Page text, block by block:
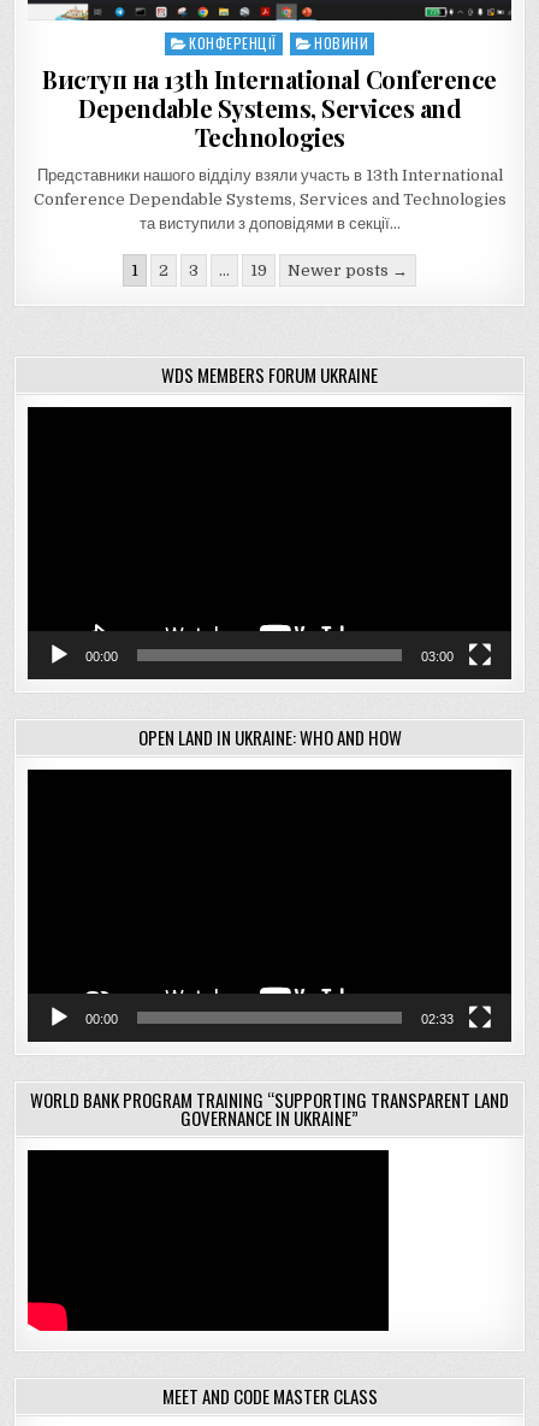
Posted
КОНФЕРЕНЦІЇ НОВИНИ
Виступ на 13th International Conference
Dependable Systems, Services and
Technologies
Представники нашого відділу взяли участь в 13th International
Conference Dependable Systems, Services and Technologies
та виступили з доповідями в секції…
Навігація
записів
1 2 3 … 19 Newer posts →
WDS MEMBERS FORUM UKRAINE
00:00 03:00
OPEN LAND IN UKRAINE: WHO AND HOW
00:00 02:33
WORLD BANK PROGRAM TRAINING “SUPPORTING TRANSPARENT LAND
GOVERNANCE IN UKRAINE”
MEET AND CODE MASTER CLASS